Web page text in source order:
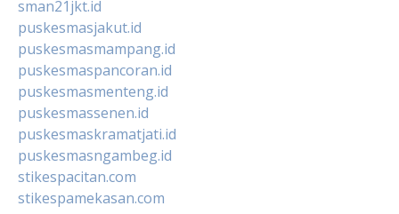
sman21jkt.id
puskesmasjakut.id
puskesmasmampang.id
puskesmaspancoran.id
puskesmasmenteng.id
puskesmassenen.id
puskesmaskramatjati.id
puskesmasngambeg.id
stikespacitan.com
stikespamekasan.com